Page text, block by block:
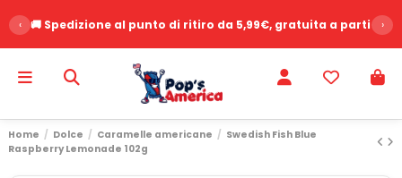
‹ 🚚 Spedizione al punto di ritiro da 5,99€, gratuita a partire›
Home Dolce Caramelle americane
Swedish Fish Blue
Raspberry Lemonade 102g